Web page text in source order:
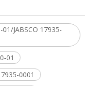
JABSCO 17935-
01
0001